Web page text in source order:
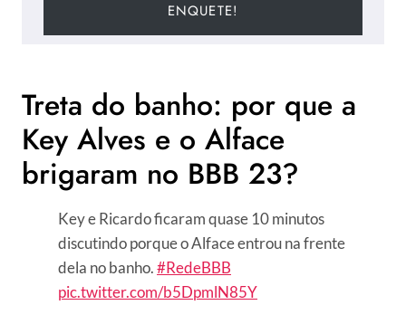
ENQUETE!
Treta do banho: por que a
Key Alves e o Alface
brigaram no BBB 23?
Key e Ricardo ficaram quase 10 minutos
discutindo porque o Alface entrou na frente
dela no banho.#RedeBBB
pic.twitter.com/b5DpmlN85Y